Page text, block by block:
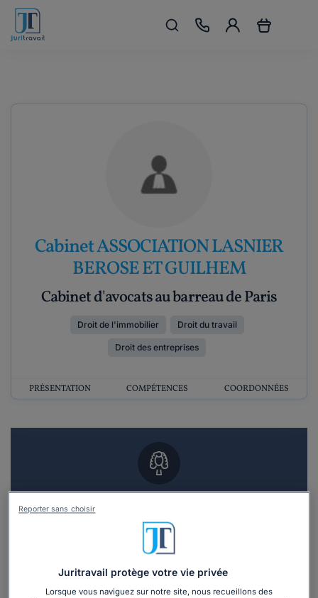
Cabinet ASSOCIATION LASNIER
BEROSE ET GUILHEM
Cabinet d'avocats au barreau de Paris
Droit de l'immobilier Droit du travail
Droit des entreprises
PRÉSENTATION COMPÉTENCES COORDONNÉES
Vous souhaitez un RDV en cabinet avec un
avocat ?
Recevoir des devis d'avocats
3 devis en 48h
Juritravail protège votre vie privée
Lorsque vous naviguez sur notre site, nous recueillons des
Reporter sans choisir